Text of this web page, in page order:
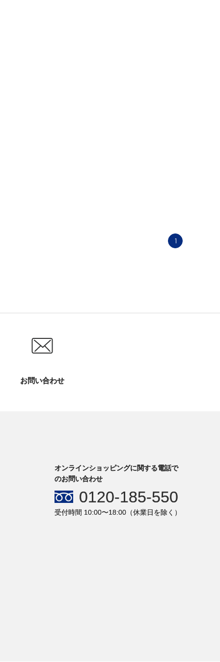
1
お問い合わせ
オンラインショッピングに関する電話で
のお問い合わせ
0120-185-550
受付時間 10:00〜18:00（休業日を除く）